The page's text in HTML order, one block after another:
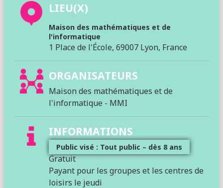
LIEU(X)
Maison des mathématiques et de
l'informatique
1 Place de l'École, 69007 Lyon, France
ORGANISATEURS
Maison des mathématiques et de
l'informatique - MMI
INFORMATIONS
Public visé : Tout public – dès 8 ans
Gratuit
Payant pour les groupes et les centres de
loisirs le jeudi